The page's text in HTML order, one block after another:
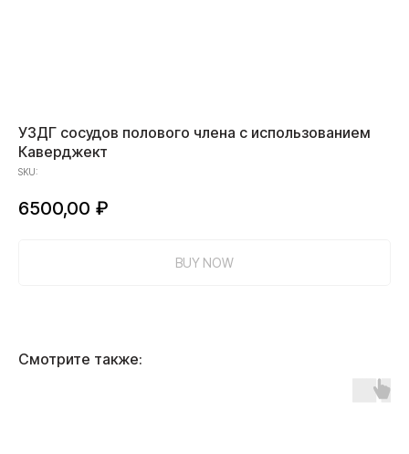
УЗДГ сосудов полового члена с использованием
Каверджект
SKU:
6500,00 ₽
BUY NOW
Смотрите также: